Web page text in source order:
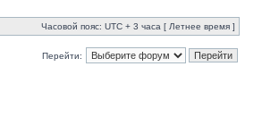
Часовой пояс: UTC + 3 часа [ Летнее время ]
Перейти: